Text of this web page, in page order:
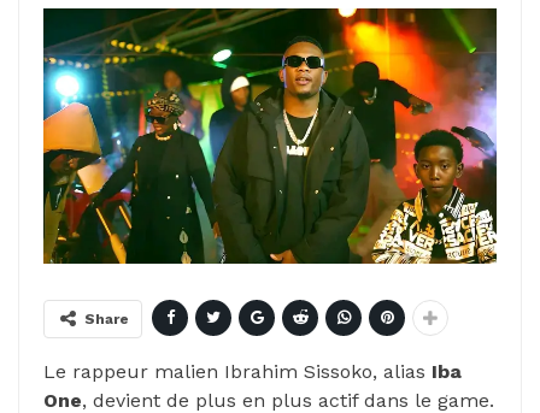
Share
Le rappeur malien Ibrahim Sissoko, alias Iba
One, devient de plus en plus actif dans le game.